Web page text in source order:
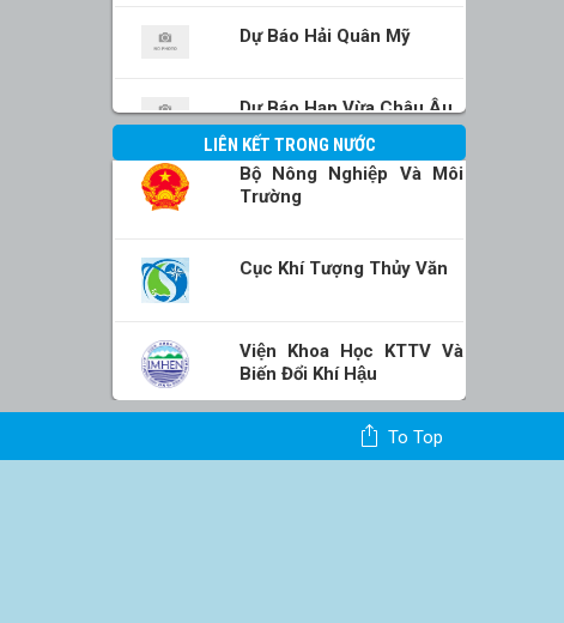
Dự Báo Hải Quân Mỹ
Dự Báo Hạn Vừa Châu Âu
LIÊN KẾT TRONG NƯỚC
Bộ Nông Nghiệp Và Môi
Trường
Cục Khí Tượng Thủy Văn
Viện Khoa Học KTTV Và
Biến Đổi Khí Hậu
To Top